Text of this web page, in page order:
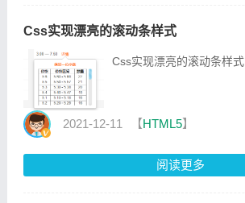
Css实现漂亮的滚动条样式
Css实现漂亮的滚动条样式
2021-12-11 【HTML5】
阅读更多